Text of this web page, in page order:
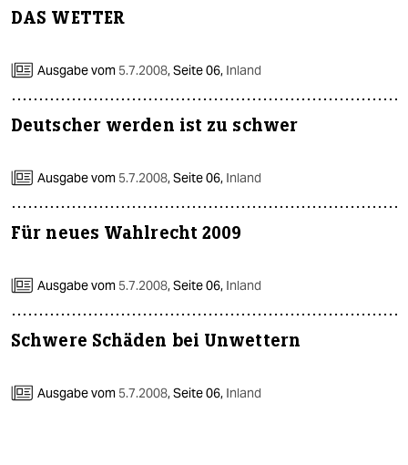
DAS WETTER
Ausgabe vom 5.7.2008,Seite 06, Inland
Deutscher werden ist zu schwer
Ausgabe vom 5.7.2008,Seite 06, Inland
Für neues Wahlrecht 2009
Ausgabe vom 5.7.2008,Seite 06, Inland
Schwere Schäden bei Unwettern
Ausgabe vom 5.7.2008,Seite 06, Inland